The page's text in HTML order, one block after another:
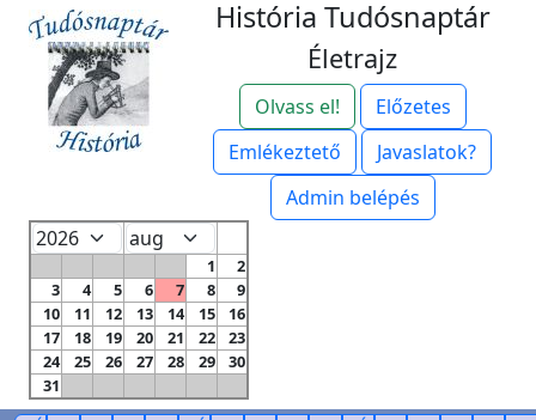
História Tudósnaptár
Életrajz
Olvass el!
Előzetes
Emlékeztető
Javaslatok?
Admin belépés
1
2
3
4 5 6 7 8
9
10
11 12 13 14 15
16
17
18 19 20 21 22
23
24
25 26 27 28 29
30
31